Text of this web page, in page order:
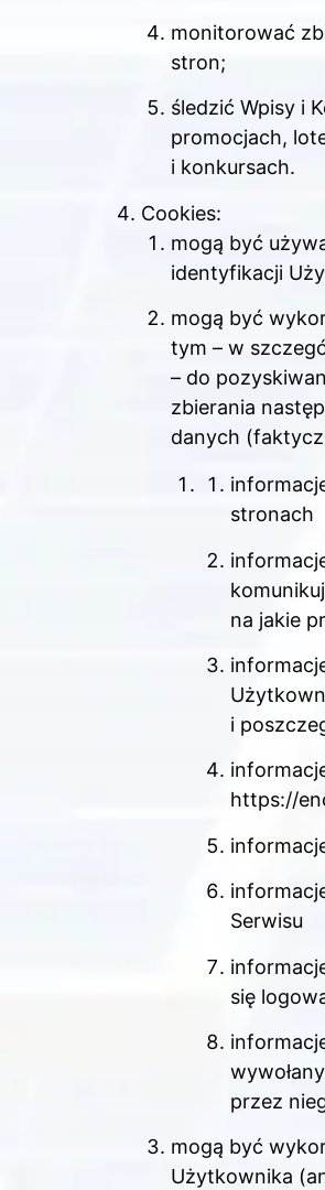
monitorować
stron;
śledzić Wpisy i
promocjach,
i konkursach.
Cookies:
mogą być
identyfikacji
mogą być
tym – w
– do
zbierania
danych
stronach
na jakie
i
https://
Serwisu
się
przez
mogą być
Użytkownika